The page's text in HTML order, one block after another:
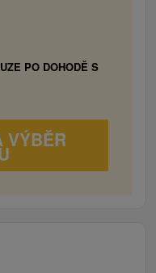
PO DOHODĚ S
VÝBĚR